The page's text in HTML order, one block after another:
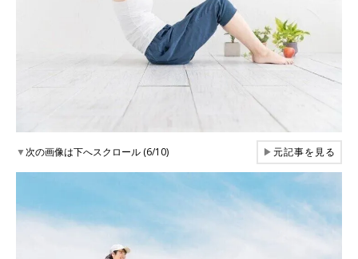
▼次の画像は下へスクロール (6/10) ▶元記事を見る